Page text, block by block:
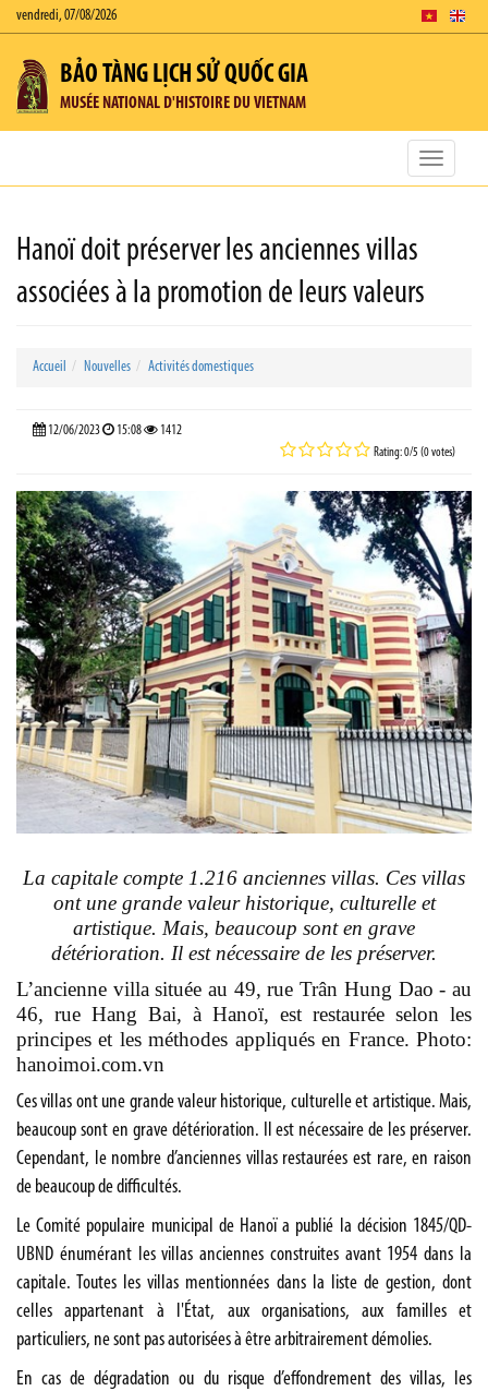
vendredi, 07/08/2026
BẢO TÀNG LỊCH SỬ QUỐC GIA
MUSÉE NATIONAL D'HISTOIRE DU VIETNAM
Toggle
Hanoï doit préserver les anciennes villas
associées à la promotion de leurs valeurs
Accueil Nouvelles Activités domestiques
12/06/2023 15:08 1412
Rating: 0/5 (0 votes)
La capitale compte 1.216 anciennes villas. Ces villas
ont une grande valeur historique, culturelle et
artistique. Mais, beaucoup sont en grave
détérioration. Il est nécessaire de les préserver.
L’ancienne villa située au 49, rue Trân Hung Dao - au
46, rue Hang Bai, à Hanoï, est restaurée selon les
principes et les méthodes appliqués en France. Photo:
hanoimoi.com.vn
Ces villas ont une grande valeur historique, culturelle et artistique. Mais,
beaucoup sont en grave détérioration. Il est nécessaire de les préserver.
Cependant, le nombre d’anciennes villas restaurées est rare, en raison
de beaucoup de difficultés.
Le Comité populaire municipal de Hanoï a publié la décision 1845/QD-
UBND énumérant les villas anciennes construites avant 1954 dans la
capitale. Toutes les villas mentionnées dans la liste de gestion, dont
celles appartenant à l'État, aux organisations, aux familles et
particuliers, ne sont pas autorisées à être arbitrairement démolies.
En cas de dégradation ou du risque d’effondrement des villas, les